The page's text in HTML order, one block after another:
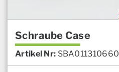
Schraube Case
Artikel Nr: SBA011310660